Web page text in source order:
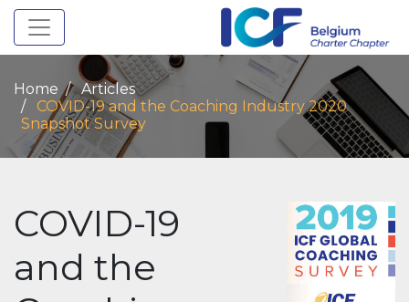
Toggle navigation
Home
Articles
COVID-19 and the Coaching Industry 2020
Snapshot Survey
COVID-19
and the